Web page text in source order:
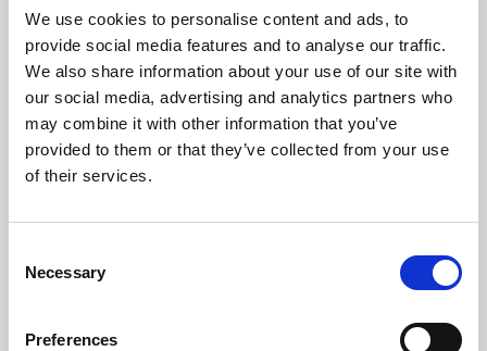
We use cookies to personalise content and ads, to
provide social media features and to analyse our traffic.
We also share information about your use of our site with
our social media, advertising and analytics partners who
may combine it with other information that you’ve
provided to them or that they’ve collected from your use
of their services.
Selection
Necessary
Preferences
plus en plus perçu pour ce qu’il est : une
lacune du système de protection sociale qui
réduit considérablement l’effet de celle-ci en
matière de réduction de la pauvreté et des
inégalités, et qui entraîne une mauvaise
utilisation des fonds publics. » (De Schutter,
Il est essentiel de rappeler à ce stade que
l’analyse se base sur des entretiens qualitatifs
auprès de personnes en précarité et non sur